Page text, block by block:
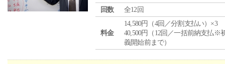
回数
全12回
料金
14,580円（4回／分割支払い）×3
40,500円（12回／一括前納支払※
義開始前まで）